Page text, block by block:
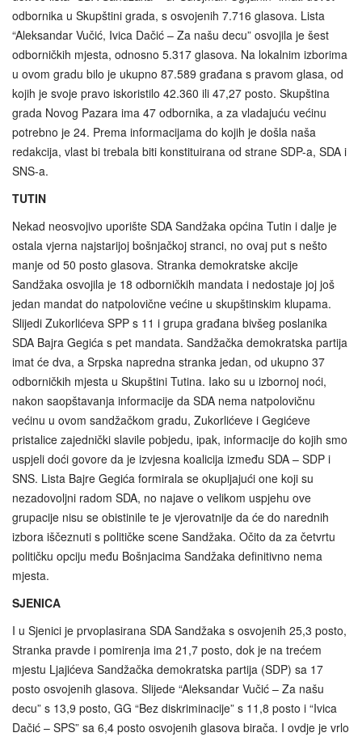
odbornika u Skupštini grada, s osvojenih 7.716 glasova. Lista
“Aleksandar Vučić, Ivica Dačić – Za našu decu” osvojila je šest
odborničkih mjesta, odnosno 5.317 glasova. Na lokalnim izborima
u ovom gradu bilo je ukupno 87.589 građana s pravom glasa, od
kojih je svoje pravo iskoristilo 42.360 ili 47,27 posto. Skupština
grada Novog Pazara ima 47 odbornika, a za vladajuću većinu
potrebno je 24. Prema informacijama do kojih je došla naša
redakcija, vlast bi trebala biti konstituirana od strane SDP-a, SDA i
SNS-a.
TUTIN
Nekad neosvojivo uporište SDA Sandžaka općina Tutin i dalje je
ostala vjerna najstarijoj bošnjačkoj stranci, no ovaj put s nešto
manje od 50 posto glasova. Stranka demokratske akcije
Sandžaka osvojila je 18 odborničkih mandata i nedostaje joj još
jedan mandat do natpolovične većine u skupštinskim klupama.
Slijedi Zukorlićeva SPP s 11 i grupa građana bivšeg poslanika
SDA Bajra Gegića s pet mandata. Sandžačka demokratska partija
imat će dva, a Srpska napredna stranka jedan, od ukupno 37
odborničkih mjesta u Skupštini Tutina. Iako su u izbornoj noći,
nakon saopštavanja informacije da SDA nema natpolovičnu
većinu u ovom sandžačkom gradu, Zukorlićeve i Gegićeve
pristalice zajednički slavile pobjedu, ipak, informacije do kojih smo
uspjeli doći govore da je izvjesna koalicija između SDA – SDP i
SNS. Lista Bajre Gegića formirala se okupljajući one koji su
nezadovoljni radom SDA, no najave o velikom uspjehu ove
grupacije nisu se obistinile te je vjerovatnije da će do narednih
izbora iščeznuti s političke scene Sandžaka. Očito da za četvrtu
političku opciju među Bošnjacima Sandžaka definitivno nema
mjesta.
SJENICA
I u Sjenici je prvoplasirana SDA Sandžaka s osvojenih 25,3 posto,
Stranka pravde i pomirenja ima 21,7 posto, dok je na trećem
mjestu Ljajićeva Sandžačka demokratska partija (SDP) sa 17
posto osvojenih glasova. Slijede “Aleksandar Vučić – Za našu
decu” s 13,9 posto, GG “Bez diskriminacije” s 11,8 posto i “Ivica
Dačić – SPS” sa 6,4 posto osvojenih glasova birača. I ovdje je vrlo